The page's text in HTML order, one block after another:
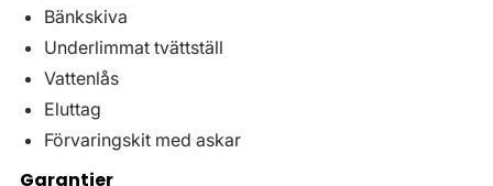
Bänkskiva
Underlimmat tvättställ
Vattenlås
Eluttag
Förvaringskit med askar
Garantier